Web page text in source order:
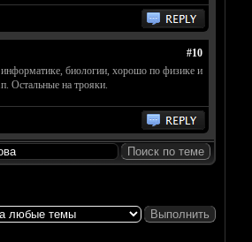
#10
информатике, биологии, хорошо по физике и
Остальные на трояки.